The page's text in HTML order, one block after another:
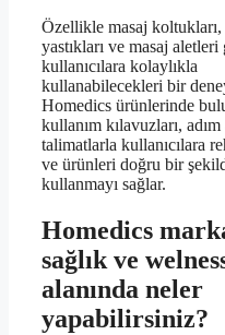
Özellikle masaj koltukları,
yastıkları ve masaj
kullanıcılara kolaylıkla
kullanabilecekleri bir
Homedics ürünlerinde
kullanım kılavuzları, adım
talimatlarla kullanıcılara
ve ürünleri doğru bir
kullanmayı sağlar.
Homedics
sağlık ve
alanında neler
yapabilirsiniz?